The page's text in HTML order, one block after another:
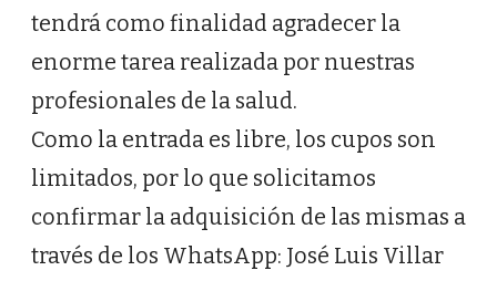
tendrá como finalidad agradecer la
enorme tarea realizada por nuestras
profesionales de la salud.
Como la entrada es libre, los cupos son
limitados, por lo que solicitamos
confirmar la adquisición de las mismas a
través de los WhatsApp: José Luis Villar